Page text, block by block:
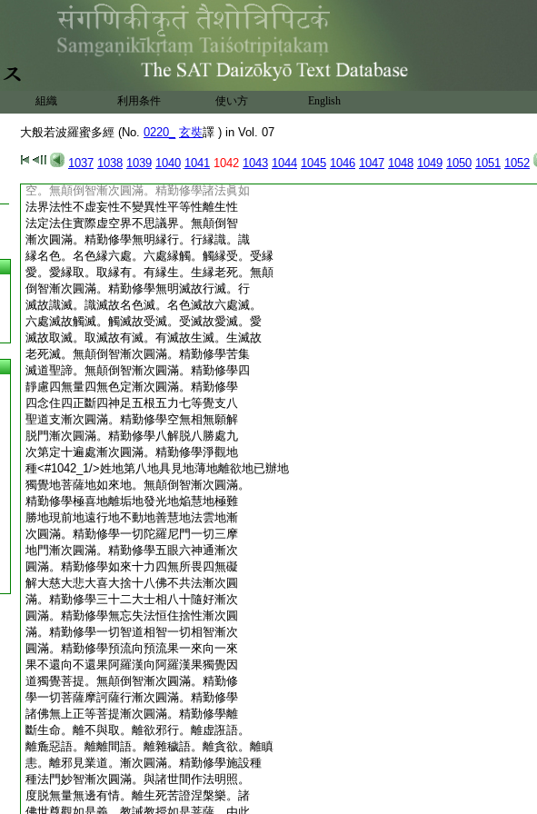
組織 利用条件 使い方 English
大般若波羅蜜多經 (No. 0220_ 玄奘譯 ) in Vol. 07
1037 1038 1039 1040 1041 1042 1043 1044 1045 1046 1047 1048 1049 1050 1051 1052
都不見諸佛世尊於所縁境及於少事起愛恚
者。若諸如來應正等覺於所縁事起愛恚等
無有是處。何以故。舍利子。諸佛世尊於愛
恚等一切煩惱皆永斷故。又舍利子。然諸如
來應正等覺於諸菩薩最不棄捨。何以故。舍
利子。以諸如來應正等覺般涅槃後。有諸菩
薩精進修行布施淨戒安忍精進靜慮般若波
羅蜜多漸次圓滿。精勤修學内空外空内外
空空空大空勝義空有爲空無爲空畢竟空無
際空散空無變異空本性空自相空共相空一
空。無顛倒智漸次圓滿。精勤修學諸法眞如
法界法性不虚妄性不變異性平等性離生性
法定法住實際虚空界不思議界。無顛倒智
漸次圓滿。精勤修學無明縁行。行縁識。識
縁名色。名色縁六處。六處縁觸。觸縁受。受縁
愛。愛縁取。取縁有。有縁生。生縁老死。無顛
倒智漸次圓滿。精勤修學無明滅故行滅。行
滅故識滅。識滅故名色滅。名色滅故六處滅。
六處滅故觸滅。觸滅故受滅。受滅故愛滅。愛
滅故取滅。取滅故有滅。有滅故生滅。生滅故
老死滅。無顛倒智漸次圓滿。精勤修學苦集
滅道聖諦。無顛倒智漸次圓滿。精勤修學四
靜慮四無量四無色定漸次圓滿。精勤修學
四念住四正斷四神足五根五力七等覺支八
聖道支漸次圓滿。精勤修學空無相無願解
脱門漸次圓滿。精勤修學八解脱八勝處九
次第定十遍處漸次圓滿。精勤修學淨觀地
種<#1042_1/>姓地第八地具見地薄地離欲地已辦地
獨覺地菩薩地如來地。無顛倒智漸次圓滿。
精勤修學極喜地離垢地發光地焔慧地極難
勝地現前地遠行地不動地善慧地法雲地漸
次圓滿。精勤修學一切陀羅尼門一切三摩
地門漸次圓滿。精勤修學五眼六神通漸次
圓滿。精勤修學如來十力四無所畏四無礙
解大慈大悲大喜大捨十八佛不共法漸次圓
滿。精勤修學三十二大士相八十隨好漸次
圓滿。精勤修學無忘失法恒住捨性漸次圓
滿。精勤修學一切智道相智一切相智漸次
圓滿。精勤修學預流向預流果一來向一來
果不還向不還果阿羅漢向阿羅漢果獨覺因
道獨覺菩提。無顛倒智漸次圓滿。精勤修
學一切菩薩摩訶薩行漸次圓滿。精勤修學
諸佛無上正等菩提漸次圓滿。精勤修學離
斷生命。離不與取。離欲邪行。離虚誑語。
離麁惡語。離離間語。離雜穢語。離貪欲。離瞋
恚。離邪見業道。漸次圓滿。精勤修學施設種
種法門妙智漸次圓滿。與諸世間作法明照。
度脱無量無邊有情。離生死苦證涅槃樂。諸